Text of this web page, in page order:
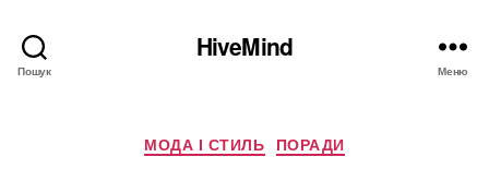
Пошук
HiveMind
Меню
Категорії
МОДА І СТИЛЬ ПОРАДИ